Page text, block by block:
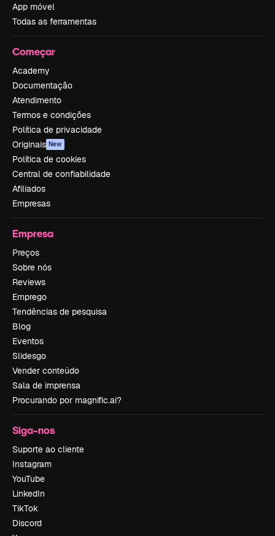
App móvel
Todas as ferramentas
Começar
Academy
Documentação
Atendimento
Termos e condições
Política de privacidade
Originais New
Política de cookies
Central de confiabilidade
Afiliados
Empresas
Empresa
Preços
Sobre nós
Reviews
Emprego
Tendências de pesquisa
Blog
Eventos
Slidesgo
Vender conteúdo
Sala de imprensa
Procurando por magnific.ai?
Siga-nos
Suporte ao cliente
Instagram
YouTube
LinkedIn
TikTok
Discord